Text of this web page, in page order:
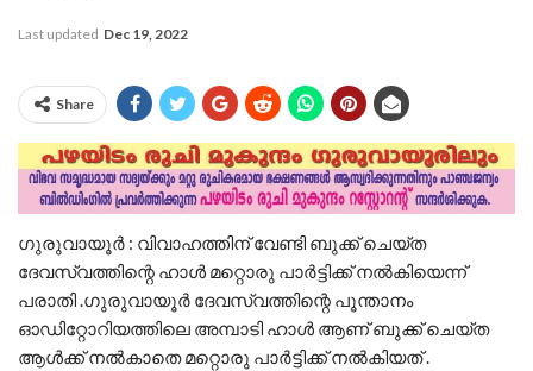
Last updated Dec 19, 2022
Share
ഗുരുവായൂർ : വിവാഹത്തിന് വേണ്ടി ബുക്ക് ചെയ്ത
ദേവസ്വത്തിന്റെ ഹാൾ മറ്റൊരു പാർട്ടിക്ക് നൽകിയെന്ന്
പരാതി .ഗുരുവായൂർ ദേവസ്വത്തിന്റെ പൂന്താനം
ഓഡിറ്റോറിയത്തിലെ അമ്പാടി ഹാൾ ആണ് ബുക്ക് ചെയ്ത
ആൾക്ക് നൽകാതെ മറ്റൊരു പാർട്ടിക്ക് നൽകിയത് .